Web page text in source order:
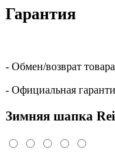
Гарантия
- Обмен/возврат
- Официальная
Зимняя шапка